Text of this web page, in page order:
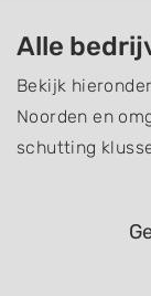
Alle
Bekijk
Noorden en
schutting